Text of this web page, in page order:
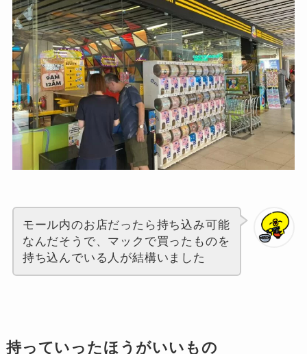
モール内のお店だったら持ち込み可能
なんだそうで、マックで買ったものを
持ち込んでいる人が結構いました
持っていったほうがいいもの